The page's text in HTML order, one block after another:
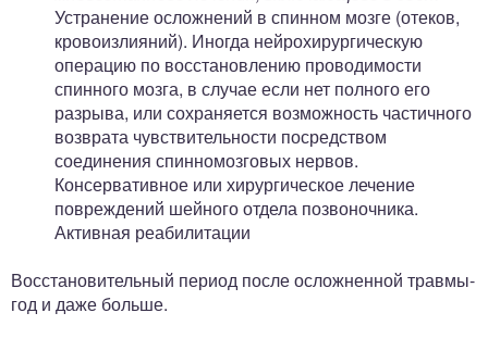
Устранение осложнений в спинном мозге (отеков,
кровоизлияний). Иногда нейрохирургическую
операцию по восстановлению проводимости
спинного мозга, в случае если нет полного его
разрыва, или сохраняется возможность частичного
возврата чувствительности посредством
соединения спинномозговых нервов.
Консервативное или хирургическое лечение
повреждений шейного отдела позвоночника.
Активная реабилитации
Восстановительный период после осложненной травмы-
год и даже больше.